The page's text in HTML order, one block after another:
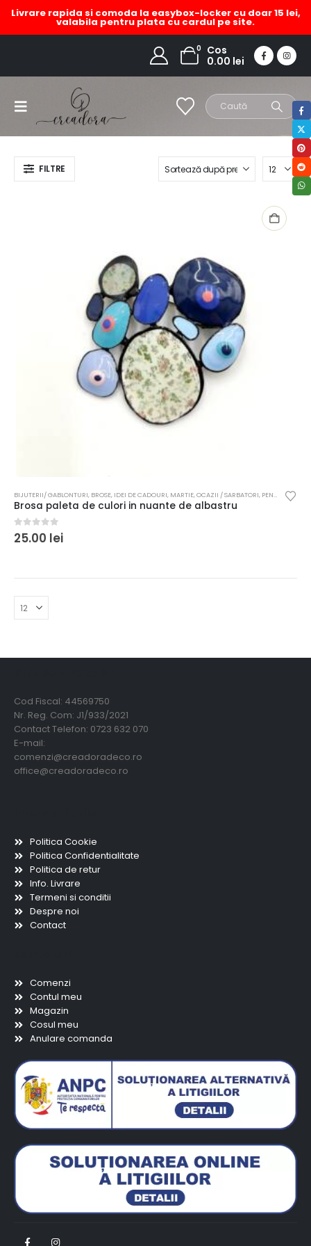
Livrare rapida si comoda la easybox-locker cu doar 15 lei,
valabila pentru plata cu cardul pe site.
0
Cos
0.00 lei
brosa dama albastra
FILTRE
BIJUTERII/ GABLONTURI, BROSE, IDEI DE CADOURI, MARTIE,OCAZII / SARBATORI, PENTRU FEMEI
Brosa paleta de culori in nuante de albastru
0out of 5
25.00 lei
Cod Fiscal: 44569750
Nr. Reg. Com: J1/933/2021
Contact Telefon: 0723 632 070
E-mail:
comenzi@creadoradeco.ro
office@creadoradeco.ro
Politica Cookie
Politica Confidentialitate
Politica de retur
Info. Livrare
Termeni si conditii
Despre noi
Contact
Comenzi
Contul meu
Magazin
Cosul meu
Anulare comanda